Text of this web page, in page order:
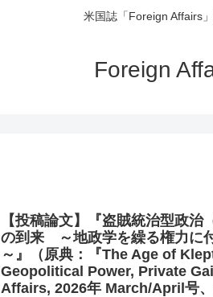
米国誌「Foreign Affairs
Foreign
【投稿論文】『盗賊統治型政治
の到来 ～地政学を繰る権力に
～』（原典：『The Age of
Geopolitical Power, Private
Affairs, 2026年 March/April号